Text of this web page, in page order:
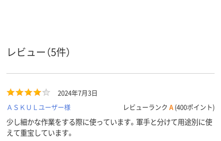
レビュー（5件）
2024年7月3日
ＡＳＫＵＬユーザー様
レビューランク A (400ポイント)
少し細かな作業をする際に使っています。軍手と分けて用途別に使
えて重宝しています。